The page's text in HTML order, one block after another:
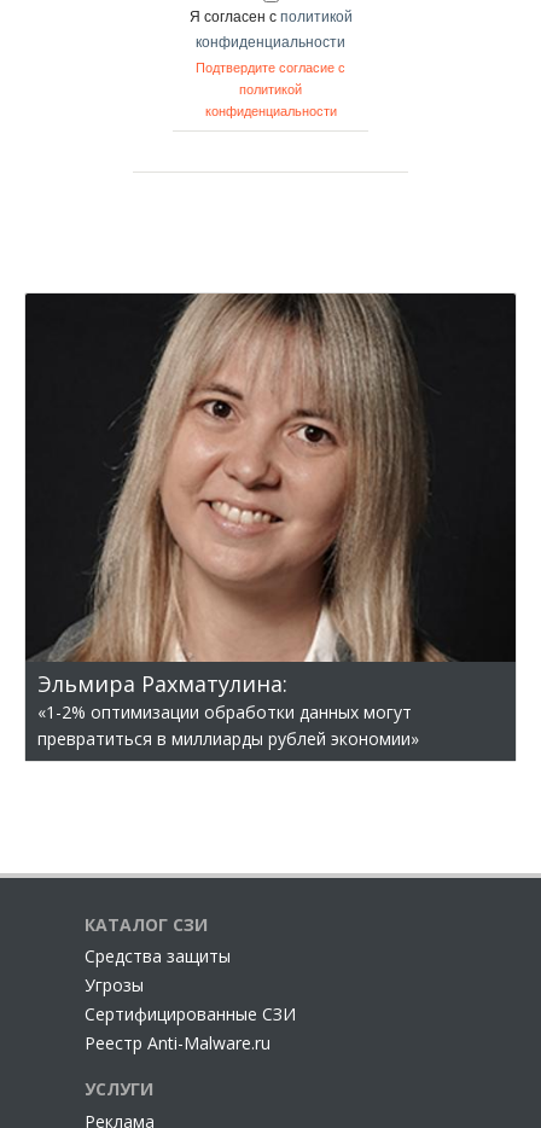
Я согласен с политикой
конфиденциальности
Подтвердите согласие с
политикой
конфиденциальности
Эльмира Рахматулина:
«1-2% оптимизации обработки данных могут
превратиться в миллиарды рублей экономии»
КАТАЛОГ СЗИ
Cредства защиты
Угрозы
Сертифицированные СЗИ
Реестр Anti-Malware.ru
УСЛУГИ
Реклама